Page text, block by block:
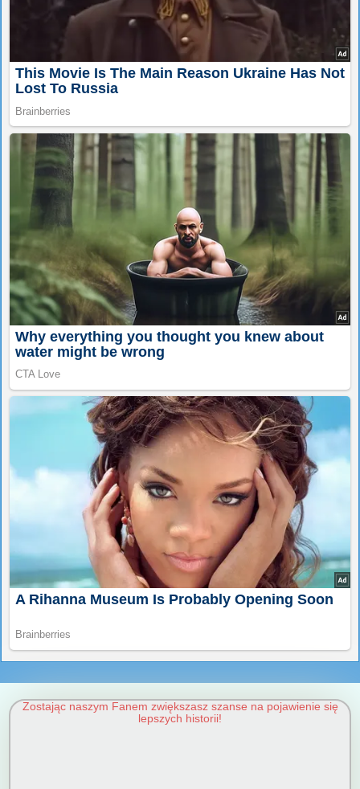
Zostając naszym Fanem zwiększasz szanse na pojawienie się
lepszych historii!